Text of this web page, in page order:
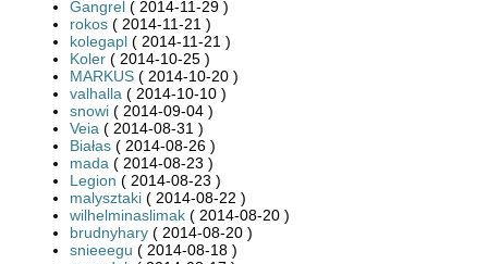
Gangrel ( 2014-11-29 )
rokos ( 2014-11-21 )
kolegapl ( 2014-11-21 )
Koler ( 2014-10-25 )
MARKUS ( 2014-10-20 )
valhalla ( 2014-10-10 )
snowi ( 2014-09-04 )
Veia ( 2014-08-31 )
Białas ( 2014-08-26 )
mada ( 2014-08-23 )
Legion ( 2014-08-23 )
malysztaki ( 2014-08-22 )
wilhelminaslimak ( 2014-08-20 )
brudnyhary ( 2014-08-20 )
snieeegu ( 2014-08-18 )